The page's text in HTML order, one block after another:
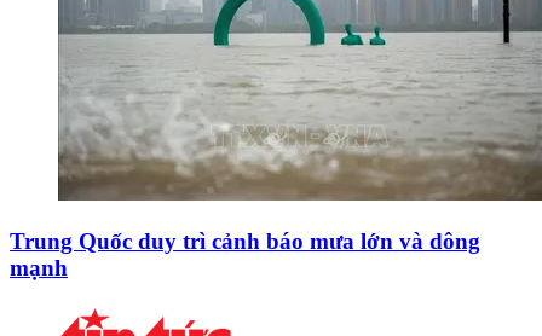
Trung Quốc duy trì cảnh báo mưa lớn và dông
mạnh